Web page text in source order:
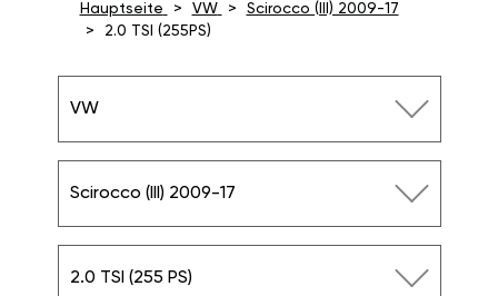
Hauptseite VW
Scirocco (III) 2009-17
2.0 TSI (255PS)
VW
Scirocco (III) 2009-17
2.0 TSI (255 PS)